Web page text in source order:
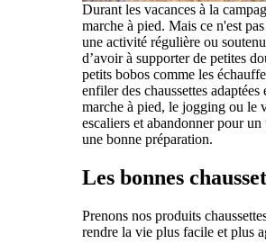
Durant les vacances à la
marche à pied. Mais ce n'est
une activité régulière ou
d’avoir à supporter de petites
petits bobos comme les
enfiler des chaussettes
marche à pied, le jogging ou le
escaliers et abandonner pour
une bonne préparation.
Les bonnes
Prenons nos produits
rendre la vie plus facile et plus